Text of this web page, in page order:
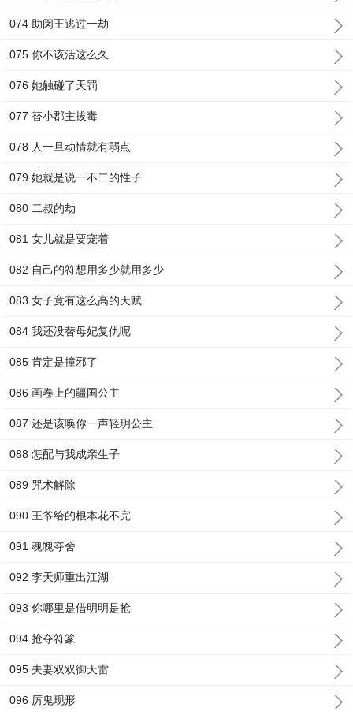
074 助闵王逃过一劫
075 你不该活这么久
076 她触碰了天罚
077 替小郡主拔毒
078 人一旦动情就有弱点
079 她就是说一不二的性子
080 二叔的劫
081 女儿就是要宠着
082 自己的符想用多少就用多少
083 女子竟有这么高的天赋
084 我还没替母妃复仇呢
085 肯定是撞邪了
086 画卷上的疆国公主
087 还是该唤你一声轻玥公主
088 怎配与我成亲生子
089 咒术解除
090 王爷给的根本花不完
091 魂魄夺舍
092 李天师重出江湖
093 你哪里是借明明是抢
094 抢夺符篆
095 夫妻双双御天雷
096 厉鬼现形